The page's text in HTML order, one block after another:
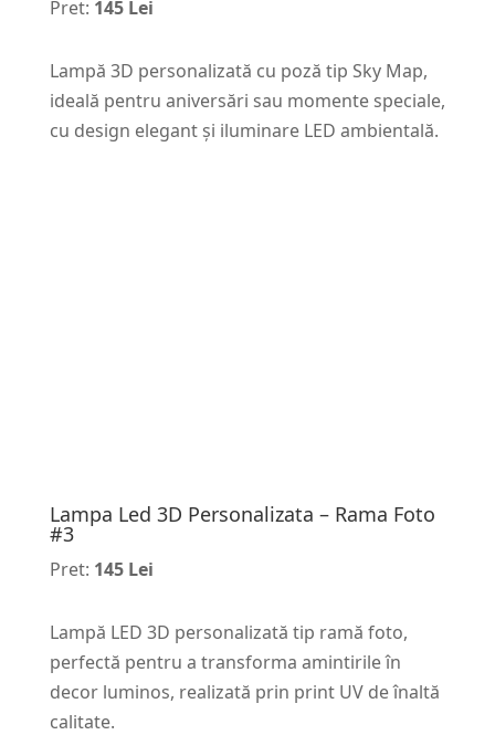
Pret: 145 Lei
Lampă 3D personalizată cu poză tip Sky Map,
ideală pentru aniversări sau momente speciale,
cu design elegant și iluminare LED ambientală.
Lampa Led 3D Personalizata – Rama Foto
#3
Pret: 145 Lei
Lampă LED 3D personalizată tip ramă foto,
perfectă pentru a transforma amintirile în
decor luminos, realizată prin print UV de înaltă
calitate.